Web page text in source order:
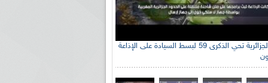
الإذاعة الجزائرية تحي الذكرى 59 لبسط السيادة على الإذاعة